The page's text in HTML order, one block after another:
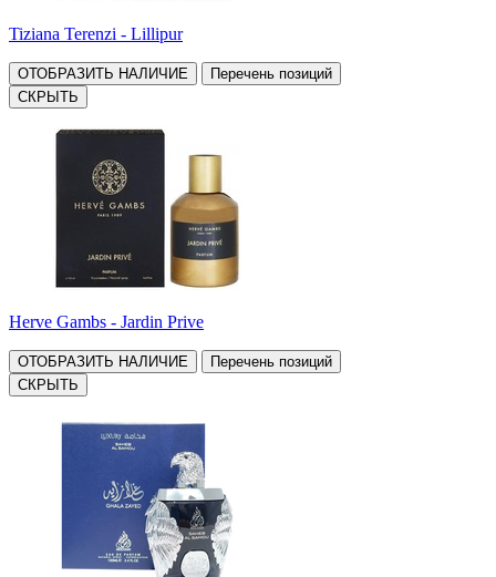
Tiziana Terenzi - Lillipur
ОТОБРАЗИТЬ НАЛИЧИЕ
Перечень позиций
СКРЫТЬ
Herve Gambs - Jardin Prive
ОТОБРАЗИТЬ НАЛИЧИЕ
Перечень позиций
СКРЫТЬ